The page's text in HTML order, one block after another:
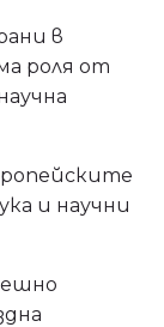
в
роля от
и научни